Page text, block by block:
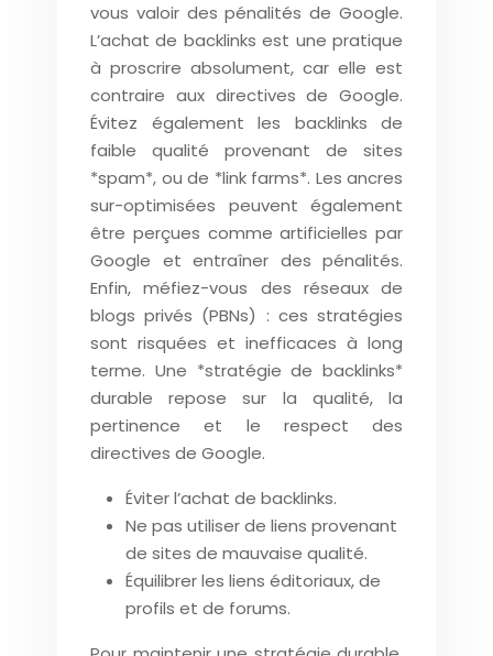
vous valoir des pénalités de Google.
L’achat de backlinks est une pratique
à proscrire absolument, car elle est
contraire aux directives de Google.
Évitez également les backlinks de
faible qualité provenant de sites
*spam*, ou de *link farms*. Les ancres
sur-optimisées peuvent également
être perçues comme artificielles par
Google et entraîner des pénalités.
Enfin, méfiez-vous des réseaux de
blogs privés (PBNs) : ces stratégies
sont risquées et inefficaces à long
terme. Une *stratégie de backlinks*
durable repose sur la qualité, la
pertinence et le respect des
directives de Google.
Éviter l’achat de backlinks.
Ne pas utiliser de liens provenant
de sites de mauvaise qualité.
Équilibrer les liens éditoriaux, de
profils et de forums.